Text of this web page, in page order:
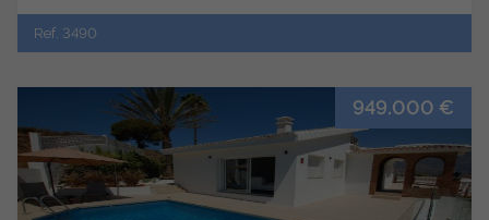
Ref. 3490
949.000 €